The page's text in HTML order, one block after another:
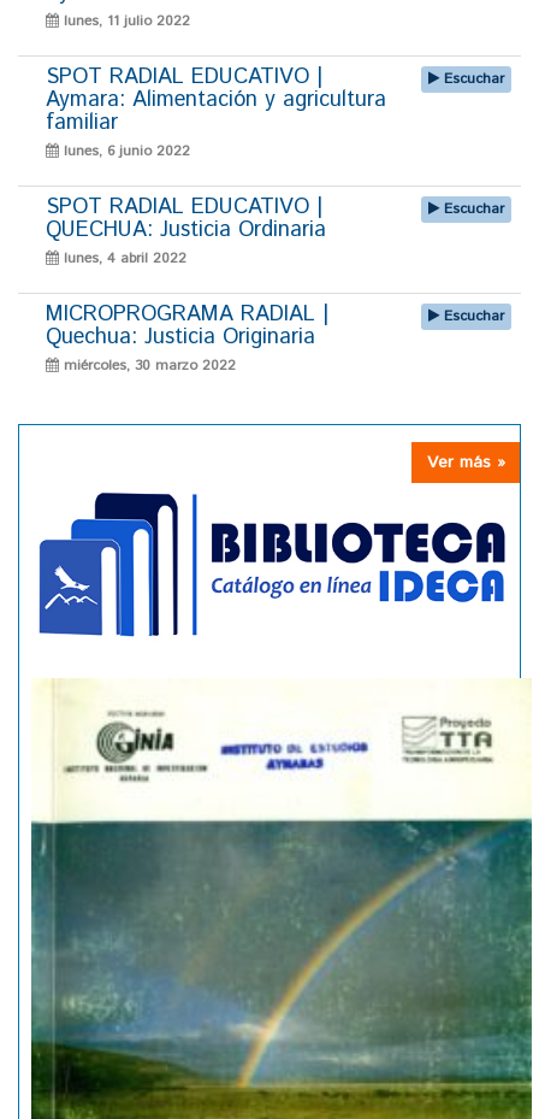
lunes, 11 julio 2022
SPOT RADIAL EDUCATIVO |
Aymara: Alimentación y agricultura
familiar
lunes, 6 junio 2022
Escuchar
SPOT RADIAL EDUCATIVO |
QUECHUA: Justicia Ordinaria
lunes, 4 abril 2022
Escuchar
MICROPROGRAMA RADIAL |
Quechua: Justicia Originaria
miércoles, 30 marzo 2022
Escuchar
Ver más »